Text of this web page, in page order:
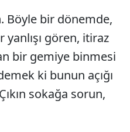
Böyle bir dönemde,
gören, itiraz
bir gemiye binmesi
ki bunun açığı
sokağa sorun,